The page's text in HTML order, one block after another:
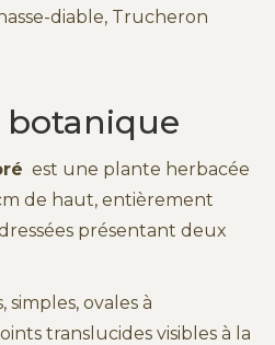
diable, Trucheron
est une plante herbacée
de haut, entièrement
présentant deux
simples, ovales à
translucides visibles à la